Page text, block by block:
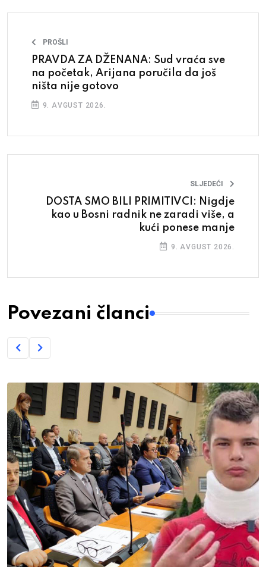
PROŠLI
PRAVDA ZA DŽENANA: Sud vraća sve
na početak, Arijana poručila da još
ništa nije gotovo
9. AVGUST 2026.
SLJEDEĆI
DOSTA SMO BILI PRIMITIVCI: Nigdje
kao u Bosni radnik ne zaradi više, a
kući ponese manje
9. AVGUST 2026.
Povezani članci